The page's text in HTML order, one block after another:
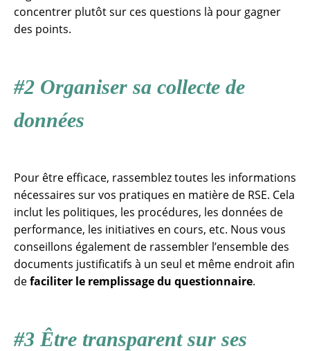
concentrer plutôt sur ces questions là pour gagner
des points.
#2 Organiser sa collecte de
données
Pour être efficace, rassemblez toutes les informations
nécessaires sur vos pratiques en matière de RSE. Cela
inclut les politiques, les procédures, les données de
performance, les initiatives en cours, etc. Nous vous
conseillons également de rassembler l’ensemble des
documents justificatifs à un seul et même endroit afin
defaciliter le remplissage du questionnaire.
#3 Être transparent sur ses